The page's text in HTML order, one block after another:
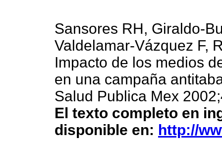
Sansores RH, Giraldo-
Valdelamar-Vázquez F,
Impacto de los medios
en una campaña
Salud Publica Mex
El texto completo en
disponible en: http://